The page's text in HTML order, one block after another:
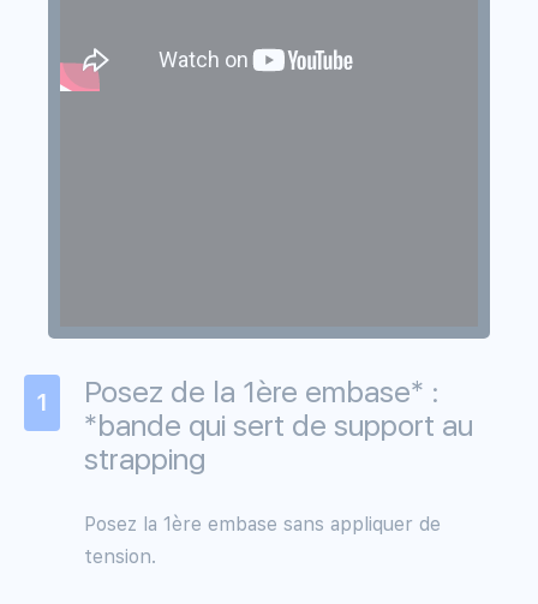
1
Posez de la 1ère embase* :
*bande qui sert de support au
strapping
Posez la 1ère embase sans appliquer de
tension.